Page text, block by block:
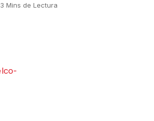
3 Mins de Lectura